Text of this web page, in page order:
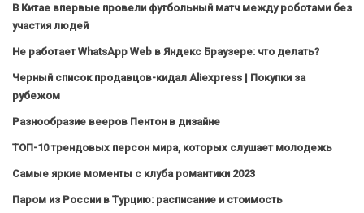
В Китае впервые провели футбольный матч между роботами без
участия людей
Не работает WhatsApp Web в Яндекс Браузере: что делать?
Черный список продавцов-кидал Aliexpress | Покупки за
рубежом
Разнообразие вееров Пентон в дизайне
ТОП-10 трендовых персон мира, которых слушает молодежь
Самые яркие моменты с клуба романтики 2023
Паром из России в Турцию: расписание и стоимость